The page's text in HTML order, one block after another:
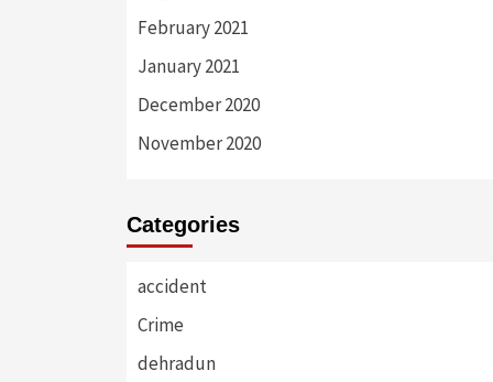
February 2021
January 2021
December 2020
November 2020
Categories
accident
Crime
dehradun